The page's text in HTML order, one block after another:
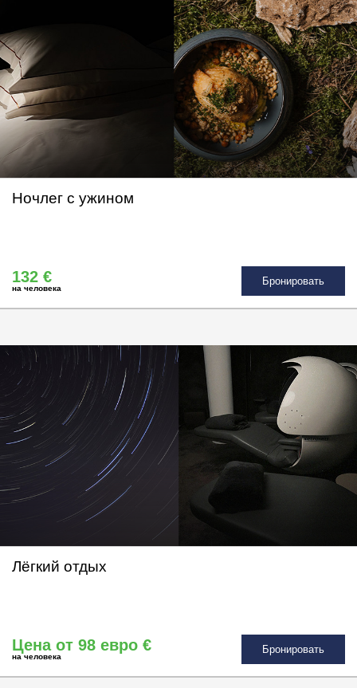
Ночлег с ужином
132 €
на человека
Бронировать
Лёгкий отдых
Цена от 98 евро €
на человека
Бронировать